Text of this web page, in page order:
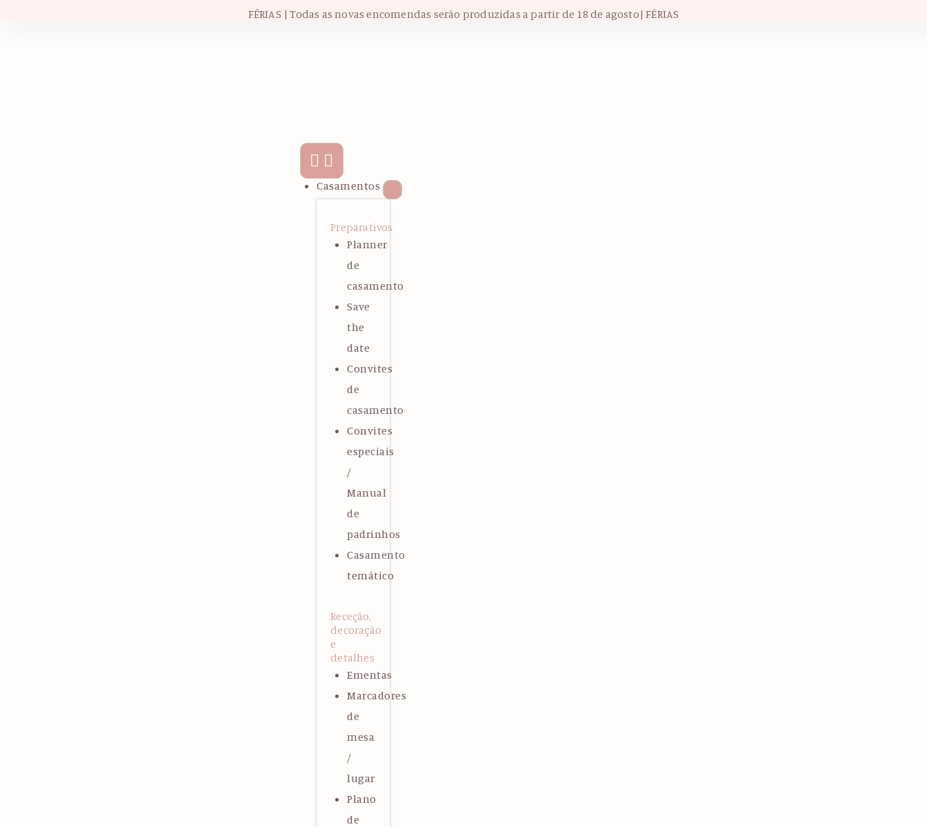
FÉRIAS | Todas as novas encomendas serão produzidas a partir de 18 de agosto| FÉRIAS
Casamentos
Preparativos
Planner
de
casamento
Save
the
date
Convites
de
casamento
Convites
especiais
/
Manual
de
padrinhos
Casamento
temático
Receção,
decoração
e
detalhes
Ementas
Marcadores
de
mesa
/
lugar
Plano
de